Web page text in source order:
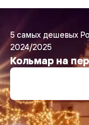
5 самых дешевых
2024/2025
Кольмар на